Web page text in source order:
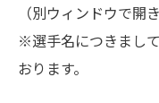
（別ウィンドウで開
※選手名につきまし
おります。